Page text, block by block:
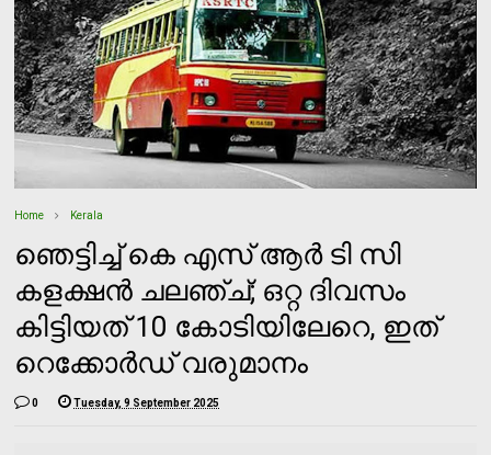
Home Kerala
ഞെട്ടിച്ച് കെ എസ് ആർ ടി സി
കളക്ഷൻ ചലഞ്ച്; ഒറ്റ ദിവസം
കിട്ടിയത് 10 കോടിയിലേറെ, ഇത്
റെക്കോർഡ് വരുമാനം
0 Tuesday, 9 September 2025